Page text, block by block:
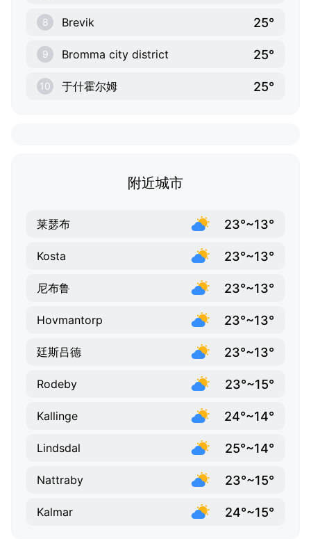
8 Brevik 25°
9 Bromma city district 25°
10 于什霍尔姆 25°
附近城市
莱瑟布 23°~13°
Kosta 23°~13°
尼布鲁 23°~13°
Hovmantorp 23°~13°
廷斯吕德 23°~13°
Rodeby 23°~15°
Kallinge 24°~14°
Lindsdal 25°~14°
Nattraby 23°~15°
Kalmar 24°~15°